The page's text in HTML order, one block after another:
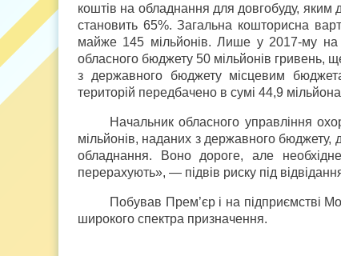
коштів на обладнання для довгобуду, яким
становить 65%. Загальна кошторисна
майже 145 мільйонів. Лише у 2017-му на
обласного бюджету 50 мільйонів гривень,
з державного бюджету місцевим
територій передбачено в сумі 44,9
Начальник обласного управління
мільйонів, наданих з державного бюджету,
обладнання. Воно дороге, але
перерахують», — підвів риску під
Побував Прем’єр і на підприємстві
широкого спектра призначення.